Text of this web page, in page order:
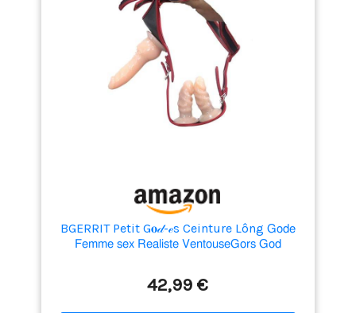
BGERRIT Petit G𝐨𝒹-ℯs Ceinture Lông 𝖦𝗈𝖽𝖾
𝖥𝖾𝗆𝗆𝖾 𝗌𝖾𝗑 𝖱𝖾𝖺𝗅𝗂𝗌𝗍𝖾 𝖵𝖾𝗇𝗍𝗈𝗎𝗌𝖾𝖦𝗈𝗋𝗌 𝖦𝗈𝖽
42,99 €